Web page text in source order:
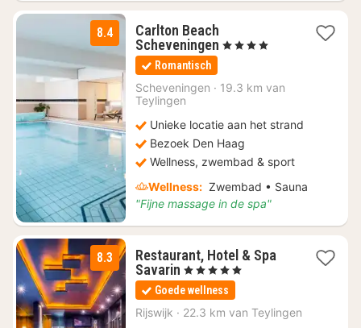
8.4
Carlton Beach
Scheveningen 1
€
, 4 Sterren
Romantisch
Scheveningen · 19.3 km van
Teylingen
Unieke locatie aan het strand
Bezoek Den Haag
Wellness, zwembad & sport
Wellness: Zwembad • Sauna
"Fijne massage in de spa"
8.3
Restaurant, Hotel & Spa
Savarin 1
nacht
vanaf
€
, 5 Sterren
Goede wellness
Rijswijk · 22.3 km van Teylingen